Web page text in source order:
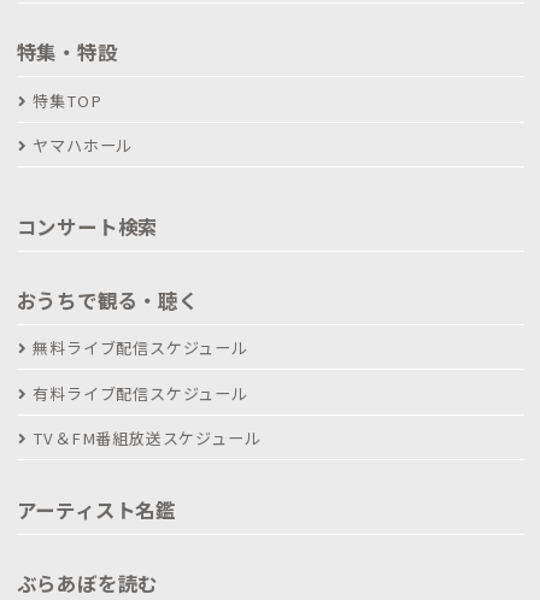
特集・特設
特集TOP
ヤマハホール
コンサート検索
おうちで観る・聴く
無料ライブ配信スケジュール
有料ライブ配信スケジュール
TV＆FM番組放送スケジュール
アーティスト名鑑
ぶらあぼを読む